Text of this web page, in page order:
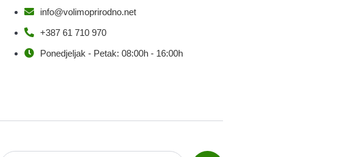
info@volimoprirodno.net
+387 61 710 970
Ponedjeljak - Petak: 08:00h - 16:00h